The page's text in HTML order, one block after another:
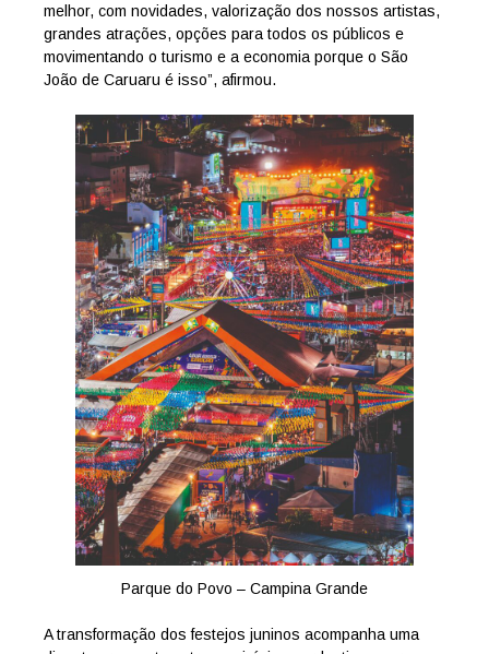
melhor, com novidades, valorização dos nossos artistas,
grandes atrações, opções para todos os públicos e
movimentando o turismo e a economia porque o São
João de Caruaru é isso”, afirmou.
Parque do Povo – Campina Grande
A transformação dos festejos juninos acompanha uma